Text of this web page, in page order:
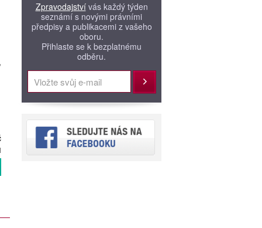
Zpravodajstvívás každý týden
seznámí s novými právními
předpisy a publikacemi z vašeho
oboru.
Přihlaste se k bezplatnému
odběru.
Přihlásit